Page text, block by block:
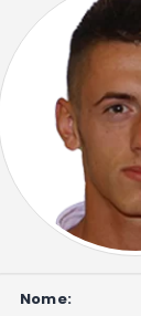
Nome: